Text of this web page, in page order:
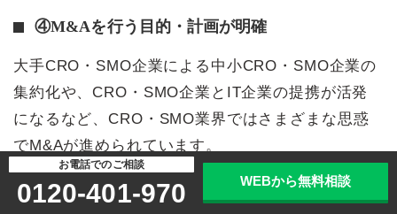
④M&Aを行う目的・計画が明確
大手CRO・SMO企業による中小CRO・SMO企業の
集約化や、CRO・SMO企業とIT企業の提携が活発
になるなど、CRO・SMO業界ではさまざまな思惑
でM&Aが進められています。
M&Aを行う目的を明確にし、計画的に準備を進める
お電話でのご相談
0120-401-970 WEBから無料相談